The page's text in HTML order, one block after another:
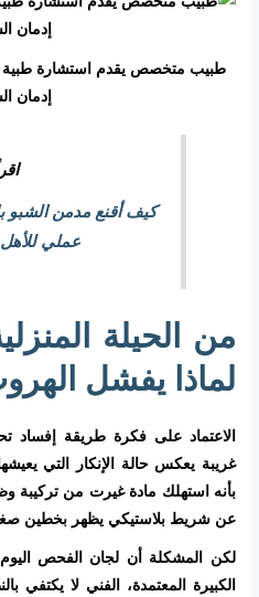
طبيب متخصص يقدم استشارة طبية
إدمان
كيف أقنع مدمن الشبو
عملي
من الحيلة
لماذا يفشل
الاعتماد على فكرة طريقة
غريبة يعكس حالة الإنكار التي
بأنه استهلك مادة غيرت من تركيبة
عن شريط بلاستيكي يظهر بخطين
لكن المشكلة أن لجان الفحص
الكبيرة المعتمدة، الفني لا يكتفي